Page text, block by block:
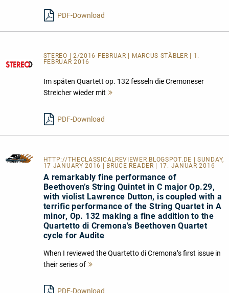
PDF-Download
STEREO | 2/2016 FEBRUAR | MARCUS STÄBLER | 1.
FEBRUAR 2016
Im späten Quartett op. 132 fesseln die Cremoneser
Streicher wieder mit
PDF-Download
HTTP://THECLASSICALREVIEWER.BLOGSPOT.DE | SUNDAY,
17 JANUARY 2016 | BRUCE READER | 17. JANUAR 2016
A remarkably fine performance of
Beethoven’s String Quintet in C major Op.29,
with violist Lawrence Dutton, is coupled with a
terrific performance of the String Quartet in A
minor, Op. 132 making a fine addition to the
Quartetto di Cremona’s Beethoven Quartet
cycle for Audite
When I reviewed the Quartetto di Cremona’s first issue in
their series of
PDF-Download